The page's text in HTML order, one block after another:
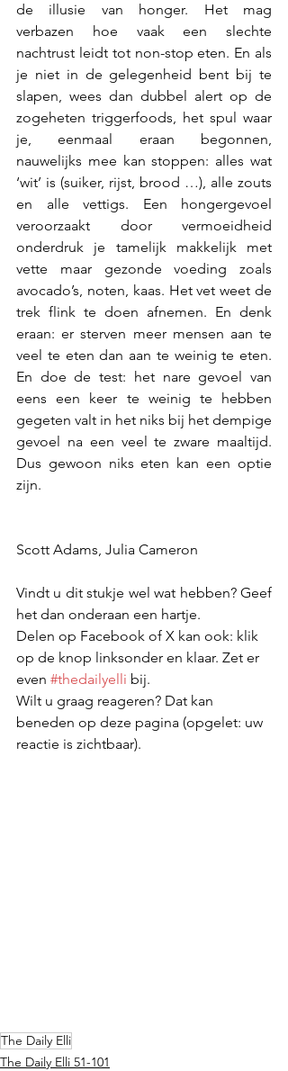
de illusie van honger. Het mag
verbazen hoe vaak een slechte
nachtrust leidt tot non-stop eten. En als
je niet in de gelegenheid bent bij te
slapen, wees dan dubbel alert op de
zogeheten triggerfoods, het spul waar
je, eenmaal eraan begonnen,
nauwelijks mee kan stoppen: alles wat
‘wit’ is (suiker, rijst, brood …), alle zouts
en alle vettigs. Een hongergevoel
veroorzaakt door vermoeidheid
onderdruk je tamelijk makkelijk met
vette maar gezonde voeding zoals
avocado’s, noten, kaas. Het vet weet de
trek flink te doen afnemen. En denk
eraan: er sterven meer mensen aan te
veel te eten dan aan te weinig te eten.
En doe de test: het nare gevoel van
eens een keer te weinig te hebben
gegeten valt in het niks bij het dempige
gevoel na een veel te zware maaltijd.
Dus gewoon niks eten kan een optie
zijn.
Scott Adams, Julia Cameron
Vindt u dit stukje wel wat hebben? Geef
het dan onderaan een hartje.
Delen op Facebook of X kan ook: klik
op de knop linksonder en klaar. Zet er
even #thedailyelli bij.
Wilt u graag reageren? Dat kan
beneden op deze pagina (opgelet: uw
reactie is zichtbaar).
The Daily Elli
The Daily Elli 51-101